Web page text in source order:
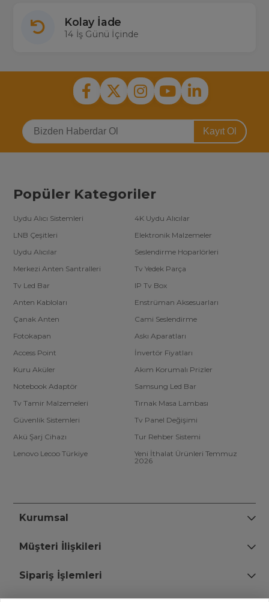
Kolay İade
14 İş Günü İçinde
Kayıt Ol
Popüler Kategoriler
Uydu Alıcı Sistemleri
4K Uydu Alıcılar
LNB Çeşitleri
Elektronik Malzemeler
Uydu Alıcılar
Seslendirme Hoparlörleri
Merkezi Anten Santralleri
Tv Yedek Parça
Tv Led Bar
IP Tv Box
Anten Kabloları
Enstrüman Aksesuarları
Çanak Anten
Cami Seslendirme
Fotokapan
Askı Aparatları
Access Point
İnvertör Fiyatları
Kuru Aküler
Akım Korumalı Prizler
Notebook Adaptör
Samsung Led Bar
Tv Tamir Malzemeleri
Tırnak Masa Lambası
Güvenlik Sistemleri
Tv Panel Değişimi
Akü Şarj Cihazı
Tur Rehber Sistemi
Lenovo Lecoo Türkiye
Yeni İthalat Ürünleri Temmuz
2026
Kurumsal
Müşteri İlişkileri
Sipariş İşlemleri